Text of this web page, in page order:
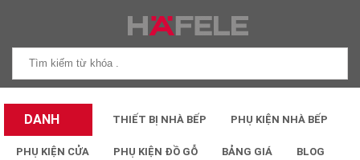
DANH
MỤC SẢN
THIẾT BỊ NHÀ BẾP PHỤ KIỆN NHÀ BẾP
PHỤ KIỆN CỬA PHỤ KIỆN ĐỒ GỖ BẢNG GIÁ BLOG